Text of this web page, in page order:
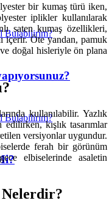
bir kumaş türü iken,
iplikler kullanılarak
saten kumaş özellikleri,
içerir. Öte yandan, pamuk
doğal hisleriyle ön plana
kullanılabilir. Yazlık
kışlık tasarımlar
versiyonlar uygundur.
ferah bir görünüm
elbiselerinde asaletin